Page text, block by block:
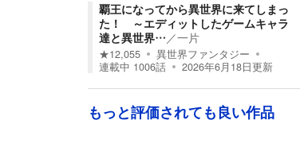
覇王になってから異世界に来てしまっ
た！ ～エディットしたゲームキャラ
達と異世界…／一片
★12,055
異世界ファンタジー
連載中 1006話 2026年6月18日更新
もっと評価されても良い作品